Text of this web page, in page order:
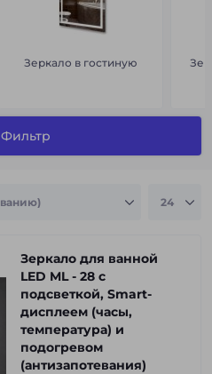
Зеркало в гостиную
Фильтр
Зеркало для ванной
LED ML - 28 с
подсветкой, Smart-
дисплеем (часы,
температура) и
подогревом
(антизапотевания)